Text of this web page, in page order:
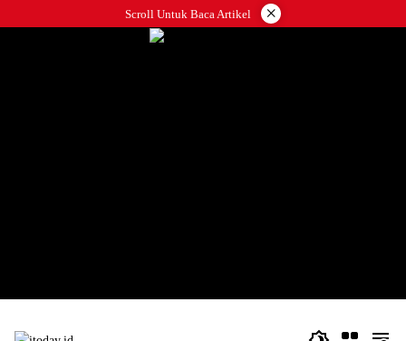
ke
Scroll Untuk Baca Artikel ×